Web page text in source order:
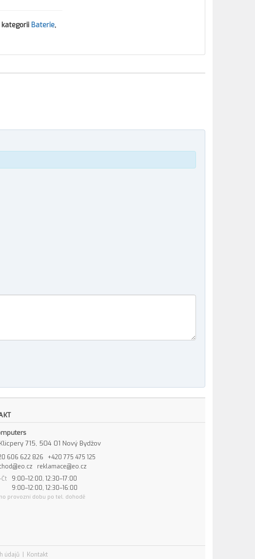
Baterie,
715, 504 01 Nový Bydžov
606 622 826
+420 775 475 125
reklamace@eo.cz
9:00–12:00, 12:30–17:00
9:00–12:00, 12:30–16:00
provozní dobu po tel. dohodě
údajů Kontakt